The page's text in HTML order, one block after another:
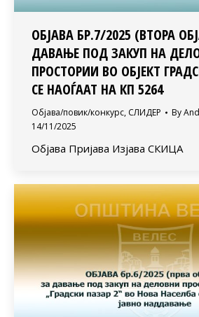
ОБЈАВА БР.7/2025 (ВТОРА
ДАВАЊЕ ПОД ЗАКУП НА
ПРОСТОРИИ ВО ОБЈЕКТ
СЕ НАОЃААТ НА КП 5264
Објава/повик/конкурс, СЛИДЕР By
14/11/2025
Објава Пријава Изјава СКИЦА